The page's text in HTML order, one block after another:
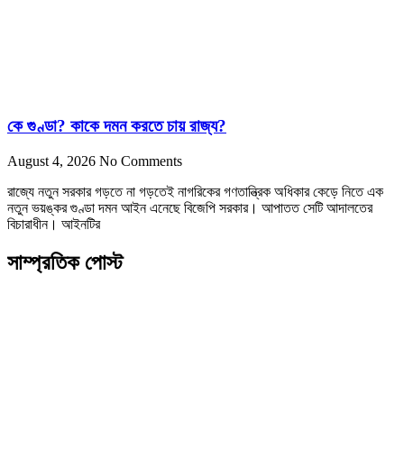
কে গুণ্ডা? কাকে দমন করতে চায় রাজ্য?
August 4, 2026 No Comments
রাজ্যে নতুন সরকার গড়তে না গড়তেই নাগরিকের গণতান্ত্রিক অধিকার কেড়ে নিতে এক
নতুন ভয়ঙ্কর গুণ্ডা দমন আইন এনেছে বিজেপি সরকার। আপাতত সেটি আদালতের
বিচারাধীন। আইনটির
সাম্প্রতিক পোস্ট